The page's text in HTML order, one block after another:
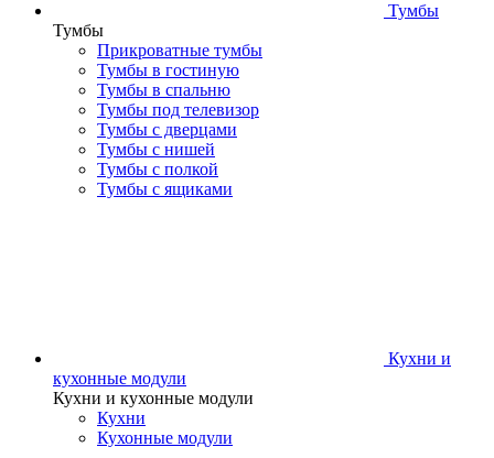
Тумбы
Тумбы
Прикроватные тумбы
Тумбы в гостиную
Тумбы в спальню
Тумбы под телевизор
Тумбы с дверцами
Тумбы с нишей
Тумбы с полкой
Тумбы с ящиками
Кухни и
кухонные модули
Кухни и кухонные модули
Кухни
Кухонные модули